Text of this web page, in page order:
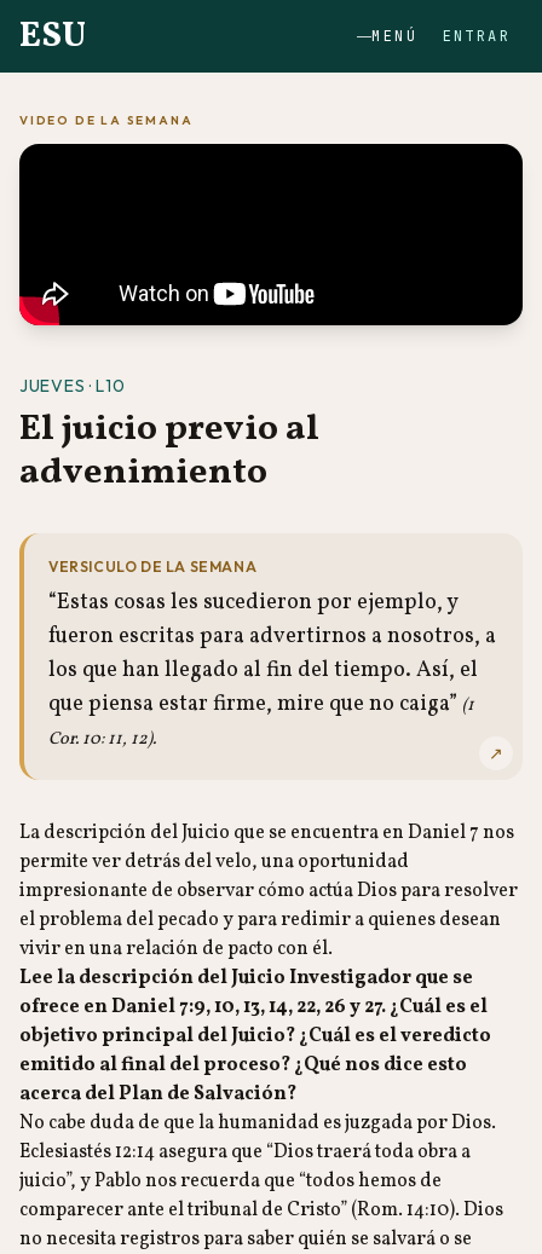
ESU MENÚ ENTRAR
VIDEO DE LA SEMANA
JUEVES · L10
El juicio previo al
advenimiento
VERSICULO DE LA SEMANA
“Estas cosas les sucedieron por ejemplo, y
fueron escritas para advertirnos a nosotros, a
los que han llegado al fin del tiempo. Así, el
que piensa estar firme, mire que no caiga” (1
Cor. 10: 11, 12).
↗
La descripción del Juicio que se encuentra en Daniel 7 nos
permite ver detrás del velo, una oportunidad
impresionante de observar cómo actúa Dios para resolver
el problema del pecado y para redimir a quienes desean
vivir en una relación de pacto con él.
Lee la descripción del Juicio Investigador que se
ofrece en Daniel 7:9, 10, 13, 14, 22, 26 y 27. ¿Cuál es el
objetivo principal del Juicio? ¿Cuál es el veredicto
emitido al final del proceso? ¿Qué nos dice esto
acerca del Plan de Salvación?
No cabe duda de que la humanidad es juzgada por Dios.
Eclesiastés 12:14 asegura que “Dios traerá toda obra a
juicio”, y Pablo nos recuerda que “todos hemos de
comparecer ante el tribunal de Cristo” (Rom. 14:10). Dios
no necesita registros para saber quién se salvará o se